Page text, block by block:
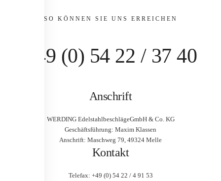
SO KÖNNEN SIE UNS ERREICHEN
+49 (0) 54 22 / 37 40
Anschrift
WERDING EdelstahlbeschlägeGmbH & Co. KG
Geschäftsführung: Maxim Klassen
Anschrift: Maschweg 79, 49324 Melle
Kontakt
Telefax: +49 (0) 54 22 / 4 91 53